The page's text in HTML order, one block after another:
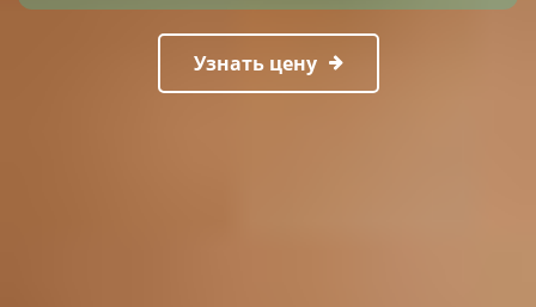
Узнать цену